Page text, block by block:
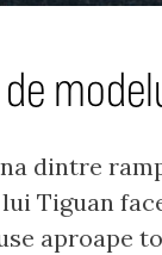
dintre
Tiguan
aproape